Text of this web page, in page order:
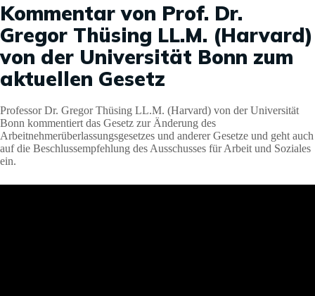
Kommentar von Prof. Dr.
Gregor Thüsing LL.M. (Harvard)
von der Universität Bonn zum
aktuellen Gesetz
Professor Dr. Gregor Thüsing LL.M. (Harvard) von der Universität
Bonn kommentiert das Gesetz zur Änderung des
Arbeitnehmerüberlassungsgesetzes und anderer Gesetze und geht auch
auf die Beschlussempfehlung des Ausschusses für Arbeit und Soziales
ein.